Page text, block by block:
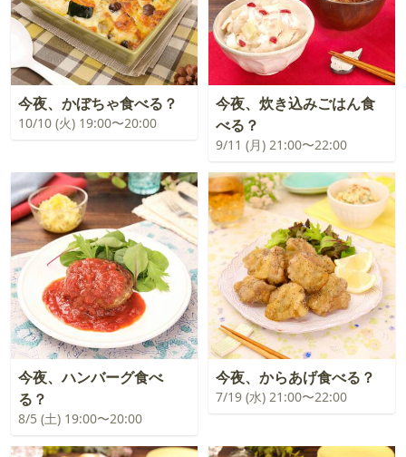
今夜、かぼちゃ食べる？
10/10 (火) 19:00〜20:00
今夜、炊き込みごはん食
べる？
9/11 (月) 21:00〜22:00
今夜、ハンバーグ食べ
る？
8/5 (土) 19:00〜20:00
今夜、からあげ食べる？
7/19 (水) 21:00〜22:00